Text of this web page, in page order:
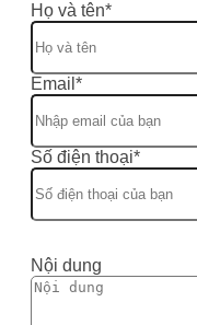
Họ và tên*
Email*
Số điện thoại*
Nội dung